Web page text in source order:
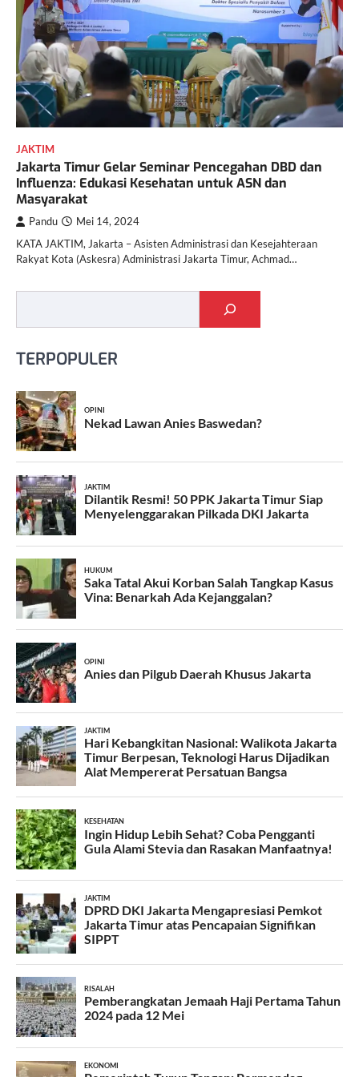
JAKTIM
Jakarta Timur Gelar Seminar Pencegahan DBD dan
Influenza: Edukasi Kesehatan untuk ASN dan
Masyarakat
Pandu Mei 14, 2024
KATA JAKTIM, Jakarta – Asisten Administrasi dan Kesejahteraan
Rakyat Kota (Askesra) Administrasi Jakarta Timur, Achmad…
TERPOPULER